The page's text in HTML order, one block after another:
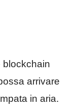
blockchain
arrivare
in aria.